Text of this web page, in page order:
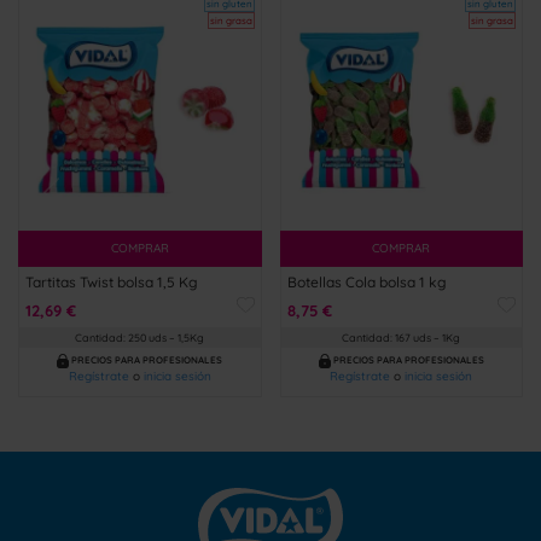
sin gluten
sin grasa
COMPRAR
Tartitas Twist bolsa 1,5 Kg
12,69 €
Cantidad: 250 uds – 1,5Kg
PRECIOS PARA PROFESIONALES
Regístrate o inicia sesión
sin gluten
sin grasa
COMPRAR
Botellas Cola bolsa 1 kg
8,75 €
Cantidad: 167 uds – 1Kg
PRECIOS PARA PROFESIONALES
Regístrate o inicia sesión